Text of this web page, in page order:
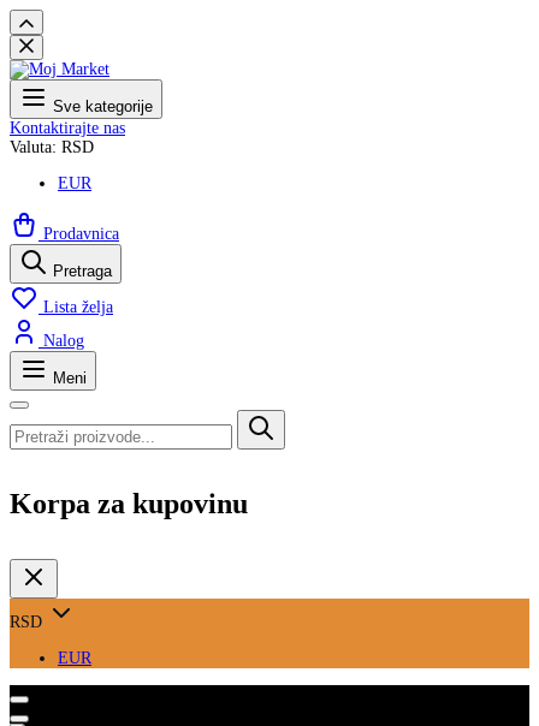
Sve kategorije
Kontaktirajte nas
Valuta: RSD
EUR
Prodavnica
Pretraga
Lista želja
Nalog
Meni
Korpa za kupovinu
RSD
EUR